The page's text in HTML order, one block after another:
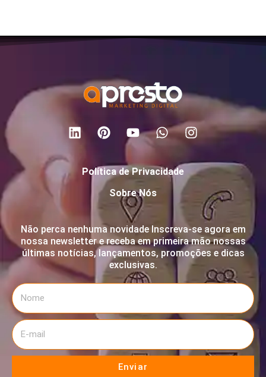
Política de Privacidade
Sobre Nós
Não perca nenhuma novidade Inscreva-se agora em
nossa newsletter e receba em primeira mão nossas
últimas notícias, lançamentos, promoções e dicas
exclusivas.
Enviar